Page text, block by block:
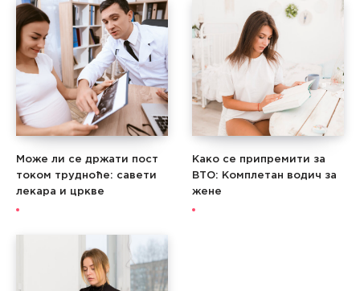
Може ли се држати пост
током трудноће: савети
лекара и цркве
Како се припремити за
ВТО: Комплетан водич за
жене